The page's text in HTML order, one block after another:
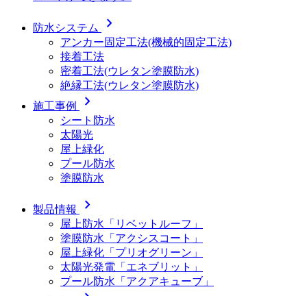
防水システム chevron_right
アンカー固定工法(機械的固定工法)
接着工法
密着工法(ウレタン塗膜防水)
絶縁工法(ウレタン塗膜防水)
施工事例
chevron_right
シート防水
太陽光
屋上緑化
プール防水
塗膜防水
製品情報 chevron_right
屋上防水「リベットルーフ」
塗膜防水「アクシスコート」
屋上緑化「プリオグリーン」
太陽光発電「エネブリット」
プール防水「アクアキューブ」